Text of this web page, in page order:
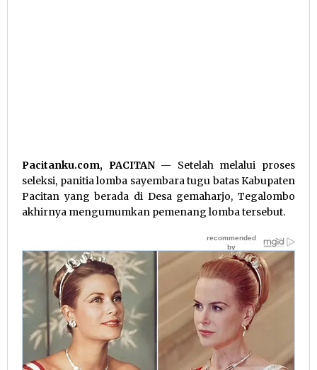
Pacitanku.com, PACITAN— Setelah melalui proses
seleksi, panitia lomba sayembara tugu batas Kabupaten
Pacitan yang berada di Desa gemaharjo, Tegalombo
akhirnya mengumumkan pemenang lomba tersebut.